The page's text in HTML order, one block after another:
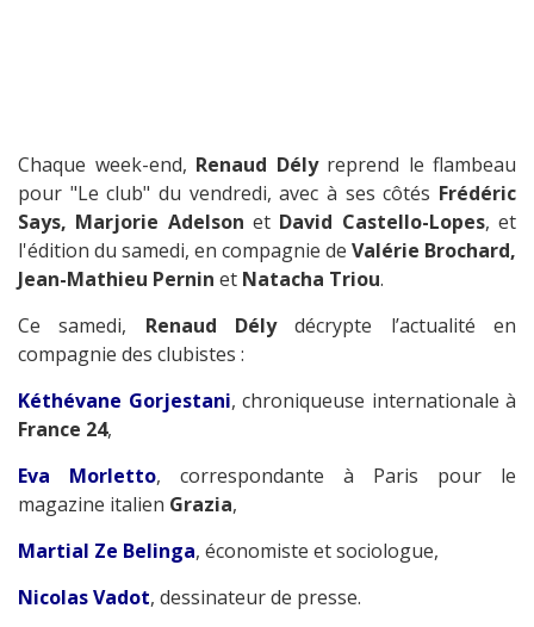
Chaque week-end, Renaud Délyreprend le flambeau
pour "Le club" du vendredi, avec à ses côtés Frédéric
Says, Marjorie Adelson et David Castello-Lopes, et
l'édition du samedi, en compagnie de Valérie Brochard,
Jean-Mathieu Pernin et Natacha Triou.
Ce samedi, Renaud Délydécrypte l’actualité en
compagnie des clubistes :
Kéthévane Gorjestani, chroniqueuse internationale à
France 24,
Eva Morletto, correspondante à Paris pour le
magazine italien Grazia,
Martial Ze Belinga, économiste et sociologue,
Nicolas Vadot, dessinateur de presse.